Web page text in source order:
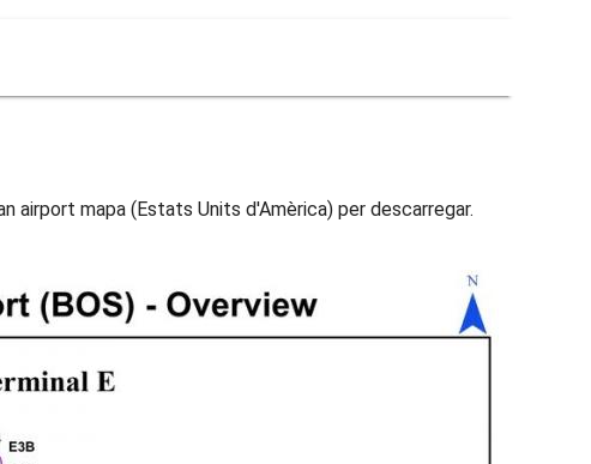
airport mapa (Estats Units d'Amèrica) per descarregar.